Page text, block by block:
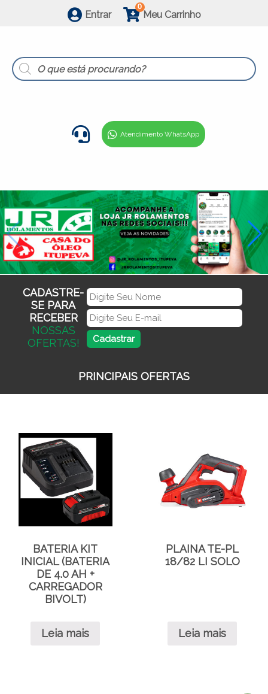
Entrar
0
Meu Carrinho
Products
search
Atendimento WhatsApp
CADASTRE-
SE PARA
RECEBER
NOSSAS
OFERTAS!
PRINCIPAIS OFERTAS
BATERIA KIT
INICIAL (BATERIA
DE 4.0 AH +
CARREGADOR
BIVOLT)
Leia mais
PLAINA TE-PL
18/82 LI SOLO
Leia mais